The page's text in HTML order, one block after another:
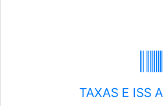
TAXAS E ISS